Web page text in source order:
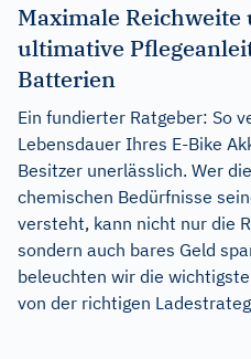
Maximale
ultimative
Batterien
Ein fundierter Ratgeber: So
Lebensdauer Ihres E-Bike
Besitzer unerlässlich. Wer
chemischen Bedürfnisse
versteht, kann nicht nur die
sondern auch bares Geld
beleuchten wir die
von der richtigen